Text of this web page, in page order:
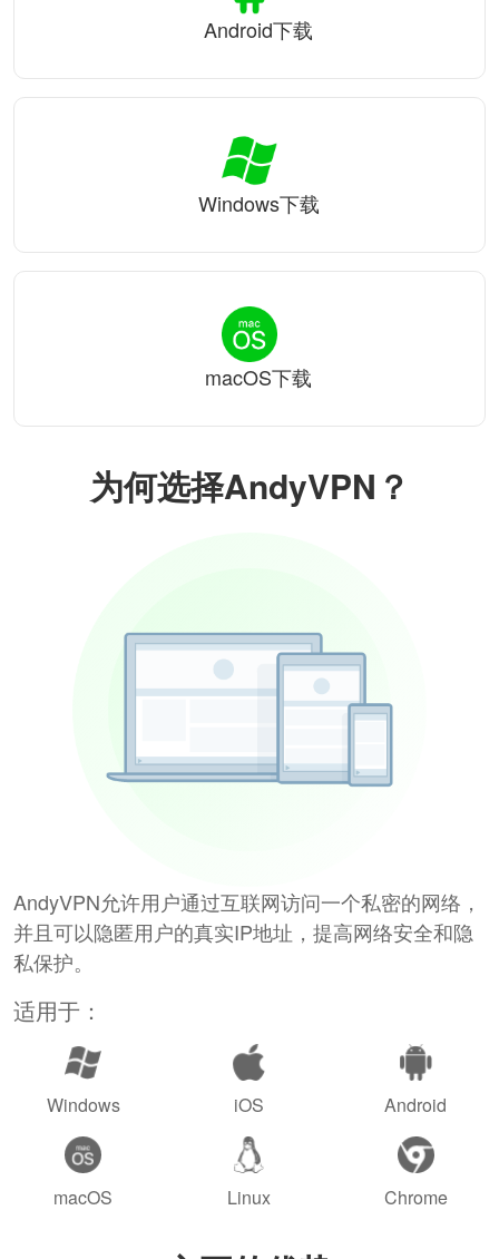
为何选择AndyVPN？
AndyVPN允许用户通过互联网访问一个私密的网络，
并且可以隐匿用户的真实IP地址，提高网络安全和隐
私保护。
适用于：
Windows iOS Android
macOS Linux Chrome
Android下载
Windows下载
macOS下载